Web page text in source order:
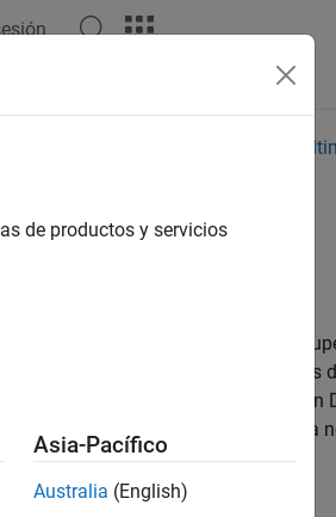
Haga clic aquí para ver la
comprobar si una prueba se ha
detallados utilizando herramientas
en Test Manager y Simulation
los resultados de una prueba
de productos y servicios
Asia-Pacífico
Australia (English)